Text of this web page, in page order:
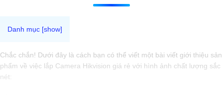
Chắc chắn! Dưới đây là cách bạn có thể viết một bài viết giới thiệu sản
phẩm về việc lắp Camera Hikvision giá rẻ với hình ảnh chất lượng sắc
nét: